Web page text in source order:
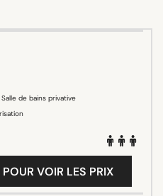
Salle de bains privative
VOIR LES PRIX